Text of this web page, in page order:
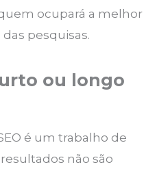
ocupará a melhor
pesquisas.
ou longo
é um trabalho de
não são